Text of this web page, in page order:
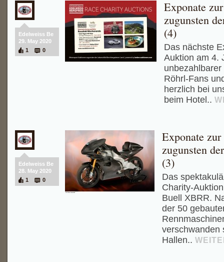
Edelweiss Be
29. May 2020
1
0
Exponate
zugunsten
(4)
Das nächste
Auktion am 4.
Röhrl-Fans
herzlich bei
beim Hotel..
Edelweiss Be
28. May 2020
1
0
Exponate
zugunsten
(3)
Das
Charity-
Buell XBRR.
der 50
verschwanden
Hallen..